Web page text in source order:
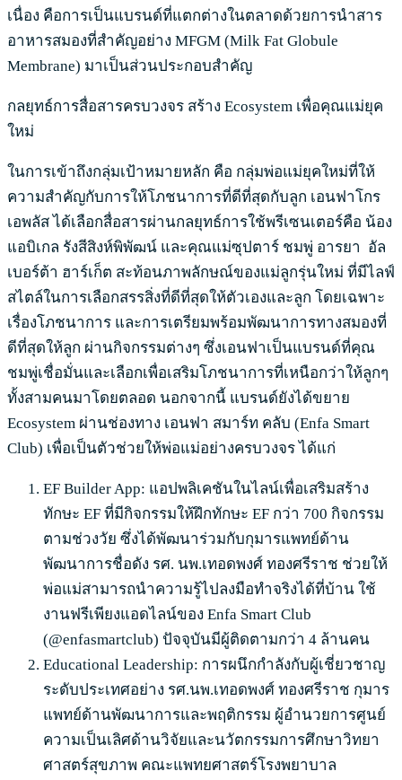
เนื่อง คือการเป็นแบรนด์ที่แตกต่างในตลาดด้วยการนำสาร
อาหารสมองที่สำคัญอย่าง MFGM (Milk Fat Globule
Membrane) มาเป็นส่วนประกอบสำคัญ
กลยุทธ์การสื่อสารครบวงจร สร้าง Ecosystem เพื่อคุณแม่ยุค
ใหม่
ในการเข้าถึงกลุ่มเป้าหมายหลัก คือ กลุ่มพ่อแม่ยุคใหม่ที่ให้
ความสำคัญกับการให้โภชนาการที่ดีที่สุดกับลูก เอนฟาโกร
เอพลัส ได้เลือกสื่อสารผ่านกลยุทธ์การใช้พรีเซนเตอร์คือ น้อง
แอบิเกล รังสีสิงห์พิพัฒน์ และคุณแม่ซุปตาร์ ชมพู่ อารยา อัล
เบอร์ต้า ฮาร์เก็ต สะท้อนภาพลักษณ์ของแม่ลูกรุ่นใหม่ ที่มีไลฟ์
สไตล์ในการเลือกสรรสิ่งที่ดีที่สุดให้ตัวเองและลูก โดยเฉพาะ
เรื่องโภชนาการ และการเตรียมพร้อมพัฒนาการทางสมองที่
ดีที่สุดให้ลูก ผ่านกิจกรรมต่างๆ ซึ่งเอนฟาเป็นแบรนด์ที่คุณ
ชมพู่เชื่อมั่นและเลือกเพื่อเสริมโภชนาการที่เหนือกว่าให้ลูกๆ
ทั้งสามคนมาโดยตลอด นอกจากนี้ แบรนด์ยังได้ขยาย
Ecosystem ผ่านช่องทาง เอนฟา สมาร์ท คลับ (Enfa Smart
Club) เพื่อเป็นตัวช่วยให้พ่อแม่อย่างครบวงจร ได้แก่
EF Builder App: แอปพลิเคชันในไลน์เพื่อเสริมสร้าง
ทักษะ EF ที่มีกิจกรรมให้ฝึกทักษะ EF กว่า 700 กิจกรรม
ตามช่วงวัย ซึ่งได้พัฒนาร่วมกับกุมารแพทย์ด้าน
พัฒนาการชื่อดัง รศ. นพ.เทอดพงศ์ ทองศรีราช ช่วยให้
พ่อแม่สามารถนำความรู้ไปลงมือทำจริงได้ที่บ้าน ใช้
งานฟรีเพียงแอดไลน์ของ Enfa Smart Club
(@enfasmartclub) ปัจจุบันมีผู้ติดตามกว่า 4 ล้านคน
Educational Leadership: การผนึกกำลังกับผู้เชี่ยวชาญ
ระดับประเทศอย่าง รศ.นพ.เทอดพงศ์ ทองศรีราช กุมาร
แพทย์ด้านพัฒนาการและพฤติกรรม ผู้อำนวยการศูนย์
ความเป็นเลิศด้านวิจัยและนวัตกรรมการศึกษาวิทยา
ศาสตร์สุขภาพ คณะแพทยศาสตร์โรงพยาบาล